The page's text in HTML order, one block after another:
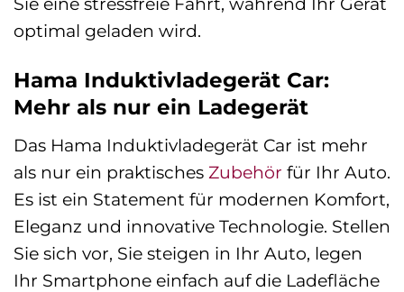
optimal geladen wird.
Hama Induktivladegerät Car:
Mehr als nur ein Ladegerät
Das Hama Induktivladegerät Car ist mehr
als nur ein praktisches Zubehör für Ihr Auto.
Es ist ein Statement für modernen Komfort,
Eleganz und innovative Technologie. Stellen
Sie sich vor, Sie steigen in Ihr Auto, legen
Ihr Smartphone einfach auf die Ladefläche